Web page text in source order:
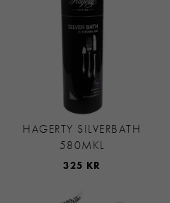
HAGERTY SILVERBATH
580MKL
325 KR